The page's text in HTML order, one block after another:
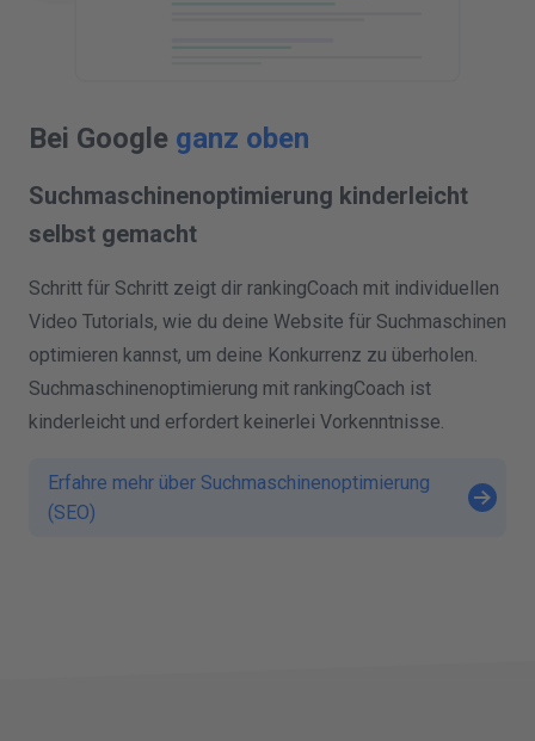
Bei Google ganz oben
Suchmaschinenoptimierung kinderleicht
selbst gemacht
Schritt für Schritt zeigt dir rankingCoach mit individuellen
Video Tutorials, wie du deine Website für Suchmaschinen
optimieren kannst, um deine Konkurrenz zu überholen.
Suchmaschinenoptimierung mit rankingCoach ist
kinderleicht und erfordert keinerlei Vorkenntnisse.
Erfahre mehr über Suchmaschinenoptimierung
(SEO)